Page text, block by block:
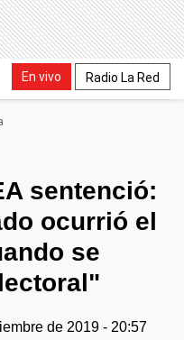
En vivo Radio La Red
sentenció:
ocurrió el
se
de 2019 - 20:57